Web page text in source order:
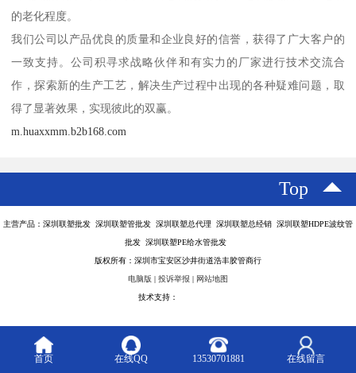
的老化程度。
我们公司以产品优良的质量和企业良好的信誉，获得了广大客户的
一致支持。公司积寻求战略伙伴和有实力的厂家进行技术交流合
作，探索新的生产工艺，解决生产过程中出现的各种疑难问题，取
得了显著效果，实现彼此的双赢。
m.huaxxmm.b2b168.com
Top
主营产品：深圳联塑批发 深圳联塑管批发 深圳联塑总代理 深圳联塑总经销 深圳联塑HDPE波纹管
批发 深圳联塑PE给水管批发
版权所有：深圳市宝安区沙井街道浩丰胶管商行
电脑版 | 投诉举报 | 网站地图
技术支持：
首页 在线QQ 13530701881 在线留言